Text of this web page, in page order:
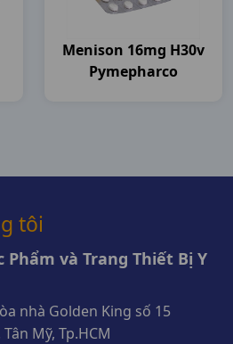
Menison 16mg H30v
Pymepharco
tôi
Phẩm và Trang Thiết Bị Y
nhà Golden King số 15
Mỹ, Tp.HCM